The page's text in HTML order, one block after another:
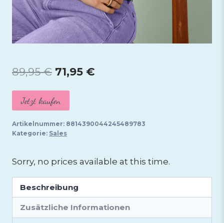
89,95€ Ursprünglicher
Preis
war:
89,95 €
71,95 €
71,95 €.
Jetzt kaufen
Artikelnummer: 8814390044245489783
Kategorie: Sales
Sorry, no prices available at this time.
Beschreibung
Zusätzliche Informationen